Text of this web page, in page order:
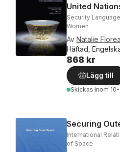
United
Security
Women
Av Natalie
Häftad,
868 kr
Lägg till
Skickas inom
Securing
International
of Space